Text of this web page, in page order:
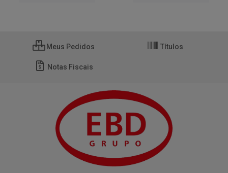
Meus Pedidos Títulos
Notas Fiscais